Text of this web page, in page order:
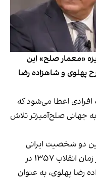
«معمار صلح» این
پهلوی و شاهزاده رضا
افرادی اعطا می‌شود که
جهانی صلح‌آمیزتر تلاش
دو شخصیت ایرانی
نوشته است شهبانو فرح پهلوی، که از زمان انقلاب ۱۳۵۷ در
رضا پهلوی، به عنوان